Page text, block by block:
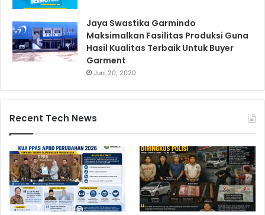
Jaya Swastika Garmindo
Maksimalkan Fasilitas Produksi Guna
Hasil Kualitas Terbaik Untuk Buyer
Garment
Juni 20, 2020
Recent Tech News